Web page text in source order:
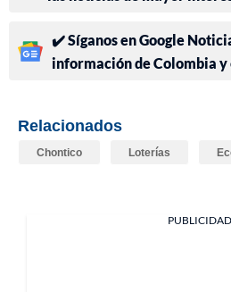
✔️ Síganos en Google
información de Colombia y
Relacionados
Chontico Loterías
PUBLICIDAD